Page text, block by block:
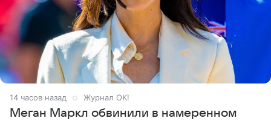
14 часов назад Журнал OK!
Меган Маркл обвинили в намеренном